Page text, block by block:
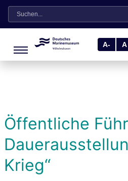
Suche
A- A
Öffentliche
Krieg“